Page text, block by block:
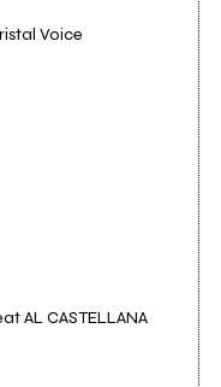
Voice
AL CASTELLANA